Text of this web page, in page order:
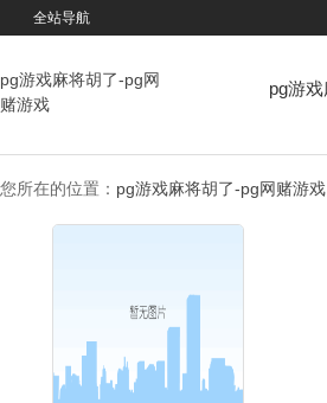
全站导航
pg游戏麻将胡了-pg网
赌游戏
pg游
您所在的位置： pg游戏麻将胡了-pg网赌游戏